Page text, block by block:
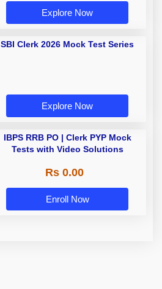
Explore Now
SBI Clerk 2026 Mock Test Series
Explore Now
IBPS RRB PO | Clerk PYP Mock
Tests with Video Solutions
Rs 0.00
Enroll Now